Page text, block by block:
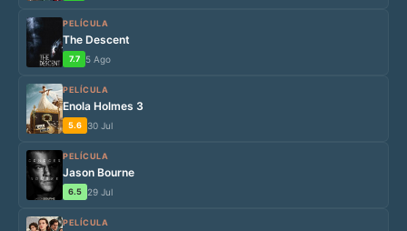
PELÍCULA
The Descent
7.7 5 Ago
PELÍCULA
Enola Holmes 3
5.6 30 Jul
PELÍCULA
Jason Bourne
6.5 29 Jul
PELÍCULA